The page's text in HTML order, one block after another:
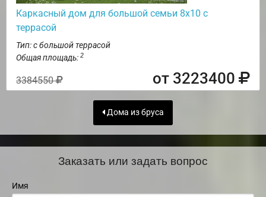
Каркасный дом для большой семьи 8х10 с
террасой
Тип: с большой террасой
Общая площадь: 2
3384550 от 3223400
Дома из бруса
Заказать или задать вопрос
Имя